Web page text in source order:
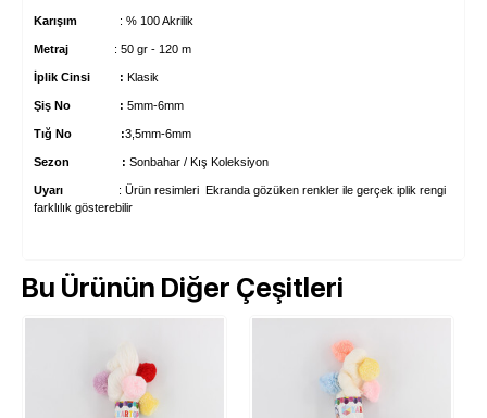
Karışım : % 100 Akrilik
Metraj : 50 gr - 120 m
İplik Cinsi : Klasik
Şiş No : 5mm-6mm
Tığ No :3,5mm-6mm
Sezon : Sonbahar / Kış Koleksiyon
Uyarı : Ürün resimleri Ekranda gözüken renkler ile gerçek iplik rengi
farklılık gösterebilir
Bu Ürünün Diğer Çeşitleri